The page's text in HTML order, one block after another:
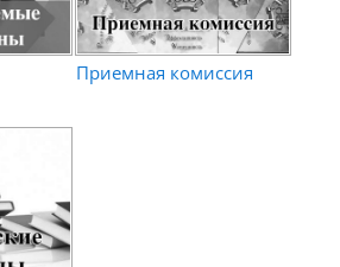
Приемная комиссия